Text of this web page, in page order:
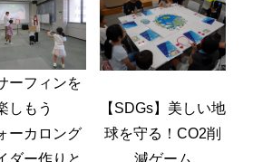
ーフィンを
しもう
ーカロング
ダー作りと
【SDGs】美しい地
球を守る！CO2削
減ゲーム